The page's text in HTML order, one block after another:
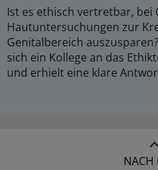
Ist es ethisch vertretbar, bei
Hautuntersuchungen zur
Genitalbereich
sich ein Kollege an das
und erhielt eine klare
NACH